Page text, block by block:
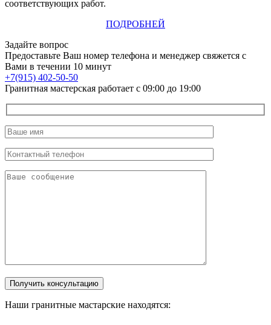
соответствующих работ.
ПОДРОБНЕЙ
Задайте вопрос
Предоставьте Ваш номер телефона и менеджер свяжется с
Вами в течении 10 минут
+7(915) 402-50-50
Гранитная мастерская работает с 09:00 до 19:00
Наши гранитные мастарские находятся: